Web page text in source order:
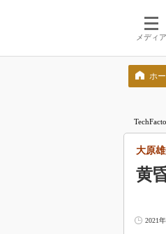
メディア
ホ
黄
大原
2021